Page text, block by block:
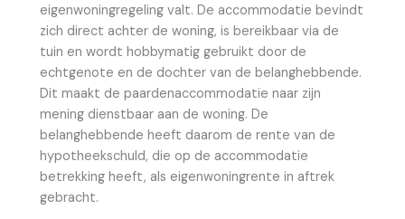
eigenwoningregeling valt. De accommodatie bevindt
zich direct achter de woning, is bereikbaar via de
tuin en wordt hobbymatig gebruikt door de
echtgenote en de dochter van de belanghebbende.
Dit maakt de paardenaccommodatie naar zijn
mening dienstbaar aan de woning. De
belanghebbende heeft daarom de rente van de
hypotheekschuld, die op de accommodatie
betrekking heeft, als eigenwoningrente in aftrek
gebracht.